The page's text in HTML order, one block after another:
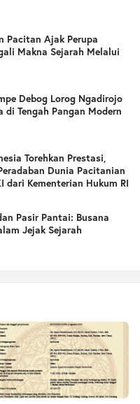
Pacitan Ajak Perupa
Makna Sejarah Melalui
Debog Lorog Ngadirojo
di Tengah Pangan Modern
Torehkan Prestasi,
Dunia Pacitanian
dari Kementerian Hukum RI
Pasir Pantai: Busana
Jejak Sejarah